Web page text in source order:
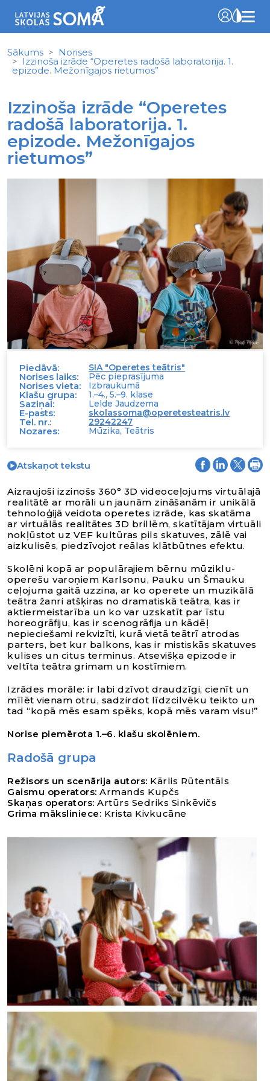
Sākums Norises
Izzinoša izrāde “Operetes radošā laboratorija. 1.
epizode. Mežonīgajos rietumos”
Izzinoša izrāde “Operetes
radošā laboratorija. 1.
epizode. Mežonīgajos
rietumos”
Piedāvā: SIA "Operetes teātris"
Norises laiks: Pēc pieprasījuma
Norises vieta: Izbraukumā
Klašu grupa: 1.–4., 5.–9. klase
Saziņai: Lelde Jaudzema
E-pasts: skolassoma@operetesteatris.lv
Tel. nr.: 29242247
Nozares: Mūzika, Teātris
Atskaņot tekstu
Aizraujoši izzinošs 360° 3D videoceļojums virtuālajā
realitātē ar morāli un jaunām zināšanām ir unikālā
tehnoloģijā veidota operetes izrāde, kas skatāma
ar virtuālās realitātes 3D brillēm, skatītājam virtuāli
nokļūstot uz VEF kultūras pils skatuves, zālē vai
aizkulisēs, piedzīvojot reālas klātbūtnes efektu.
Skolēni kopā ar populārajiem bērnu mūziklu-
operešu varoņiem Karlsonu, Pauku un Šmauku
ceļojuma gaitā uzzina, ar ko operete un muzikālā
teātra žanri atšķiras no dramatiskā teātra, kas ir
aktiermeistarība un ko var uzskatīt par īstu
horeogrāfiju, kas ir scenogrāfija un kādēļ
nepieciešami rekvizīti, kurā vietā teātrī atrodas
parters, bet kur balkons, kas ir mistiskās skatuves
kulises un citus terminus. Atsevišķa epizode ir
veltīta teātra grimam un kostīmiem.
Izrādes morāle: ir labi dzīvot draudzīgi, cienīt un
mīlēt vienam otru, sadzirdot līdzcilvēku teikto un
tad “kopā mēs esam spēks, kopā mēs varam visu!”
Norise piemērota 1.–6. klašu skolēniem.
Radošā grupa
Režisors un scenārija autors: Kārlis Rūtentāls
Gaismu operators: Armands Kupčs
Skaņas operators: Artūrs Sedriks Sinkēvičs
Grima māksliniece: Krista Kivkucāne